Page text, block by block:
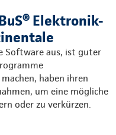
Elektronik-
Software aus, ist guter
haben ihren
um eine mögliche
oder zu verkürzen.